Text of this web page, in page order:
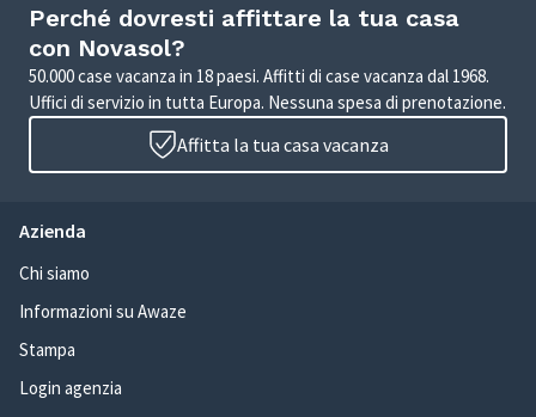
Perché dovresti affittare la tua casa
con Novasol?
50.000 case vacanza in 18 paesi. Affitti di case vacanza dal 1968.
Uffici di servizio in tutta Europa. Nessuna spesa di prenotazione.
Affitta la tua casa vacanza
Azienda
Chi siamo
Informazioni su Awaze
Stampa
Login agenzia